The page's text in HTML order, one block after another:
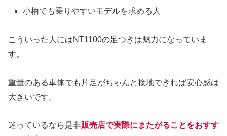
小柄でも乗りやすいモデルを求める人
こういった人にはNT1100の足つきは魅力になっていま
す。
重量のある車体でも片足がちゃんと接地できれば安心感は
大きいです。
迷っているなら是非販売店で実際にまたがることをおすす